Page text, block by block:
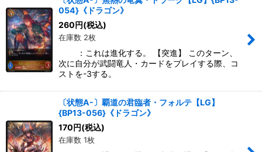
054}《ドラゴン》
260円(税込)
在庫数 2枚
：これは進化する。 【突進】 このターン、
次に自分が武闘竜人・カードをプレイする際、コ
ストを-3する。
〔状態A-〕覇道の君臨者・フォルテ【LG】
{BP13-056}《ドラゴン》
170円(税込)
在庫数 1枚